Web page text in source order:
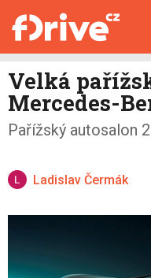
KATALOG
MAPA STANIC
HYBRIDY
E-MOTORSPORT
OSTATNÍ
Facebook
Velká
Mercedes-
Pařížský autosalon
Ladislav Čermák